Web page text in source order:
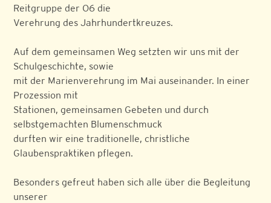
Reitgruppe der O6 die
Verehrung des Jahrhundertkreuzes.
Auf dem gemeinsamen Weg setzten wir uns mit der
Schulgeschichte, sowie
mit der Marienverehrung im Mai auseinander. In einer
Prozession mit
Stationen, gemeinsamen Gebeten und durch
selbstgemachten Blumenschmuck
durften wir eine traditionelle, christliche
Glaubenspraktiken pflegen.
Besonders gefreut haben sich alle über die Begleitung
unserer